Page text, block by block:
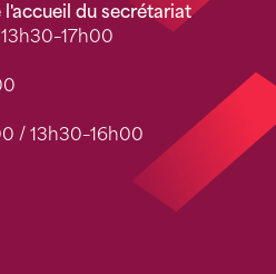
l'accueil du secrétariat
/ 13h30–16h00